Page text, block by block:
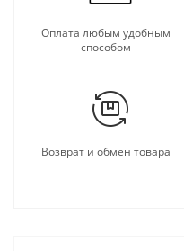
Оплата любым удобным
способом
Возврат и обмен товара